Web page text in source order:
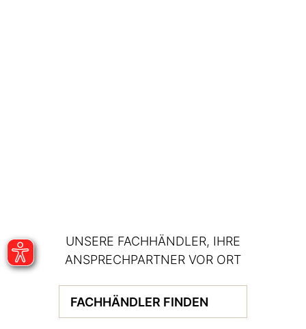
UNSERE FACHHÄNDLER, IHRE
ANSPRECHPARTNER VOR ORT
FACHHÄNDLER FINDEN